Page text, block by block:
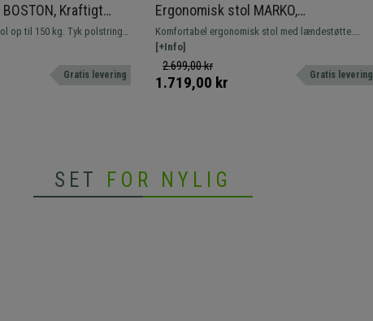
Kraftigt
op til 150 kg!,
op til 150 kg. Tyk polstring
metalfod.
Gratis levering
Ergonomisk stol MARKO,
Lændestøtte, Synkroniseret
Mekanisme, Aluminiumsfod, I Sort
Komfortabel ergonomisk stol med lændestøtte.
Fremstillet af kvalitetsmaterialer, metalfod og
åndbart net. Hurtig levering!
[+Info]
2.699,00 kr
1.719,00 kr Gratis levering
SET FOR NYLIG